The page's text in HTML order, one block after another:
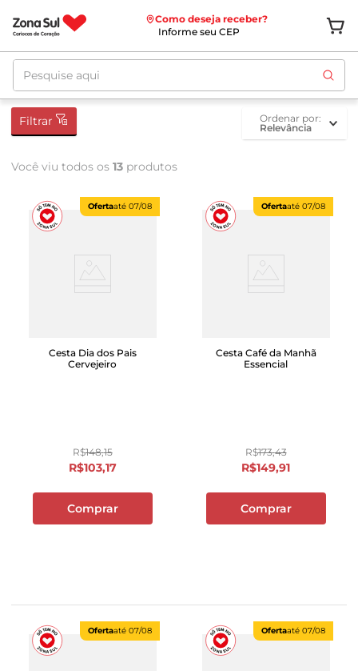
Como deseja receber?
Informe seu CEP
Pesquise aqui
Filtrar
ordenar por
Relevância
Você viu todos os 13 produtos
Ofertaaté 07/08
Cesta Dia dos Pais
Cervejeiro
R$148,15
R$103,17
Comprar
Ofertaaté 07/08
Cesta Café da Manhã
Essencial
R$173,43
R$149,91
Comprar
Ofertaaté 07/08 Ofertaaté 07/08